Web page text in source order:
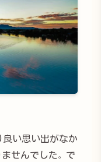
い思い出がなか
せんでした。で